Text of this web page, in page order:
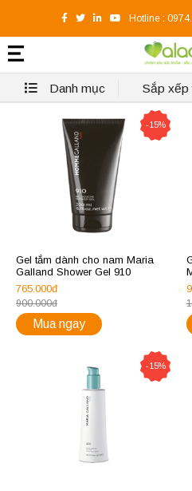
Hotline :
Danh mục Sắp xếp
-15%
Gel tắm dành cho nam Maria
Galland Shower Gel 910
765.000đ
900.000đ
Mua ngay
-15%